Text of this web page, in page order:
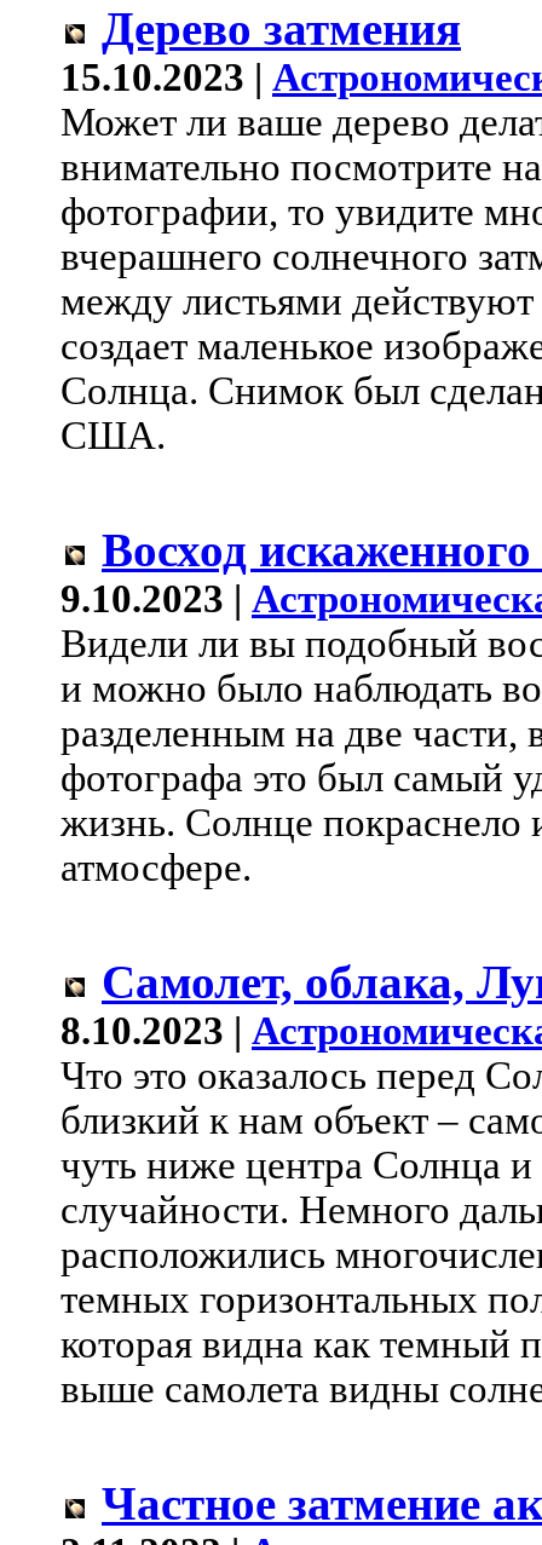
Дерево затмения
15.10.2023 |
Может ли ваше дерево
внимательно посмотрите
фотографии, то увидите
вчерашнего солнечного
между листьями
создает маленькое
Солнца. Снимок был
США.
Восход
9.10.2023 |
Видели ли вы подобный
и можно было наблюдать
разделенным на две части,
фотографа это был самый
жизнь. Солнце покраснело
атмосфере.
Самолет, облака,
8.10.2023 |
Что это оказалось перед
близкий к нам объект –
чуть ниже центра Солнца
случайности. Немного
расположились
темных горизонтальных
которая видна как темный
выше самолета видны
Частное затмение